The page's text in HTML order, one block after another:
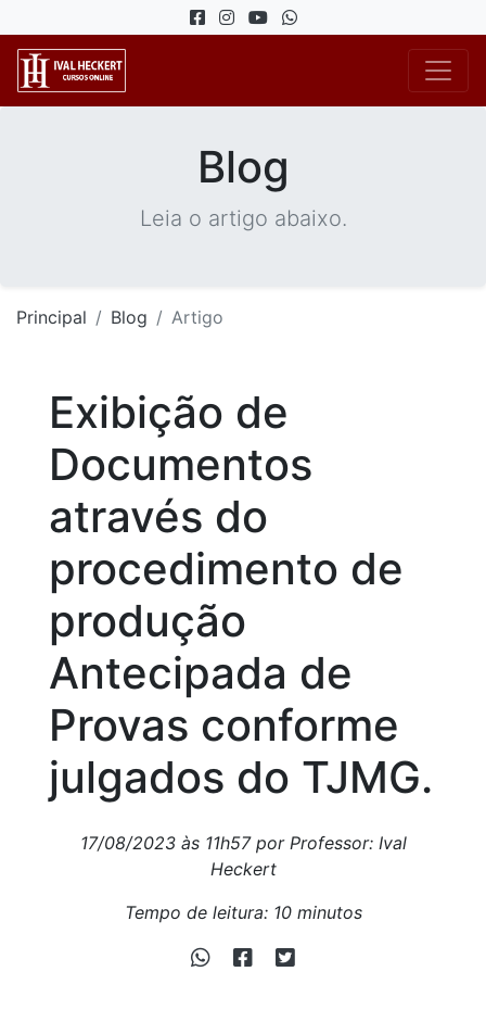
Blog
Leia o artigo abaixo.
Principal Blog Artigo
Exibição de
Documentos
através do
procedimento de
produção
Antecipada de
Provas conforme
julgados do TJMG.
17/08/2023 às 11h57 por Professor: Ival
Heckert
Tempo de leitura: 10 minutos